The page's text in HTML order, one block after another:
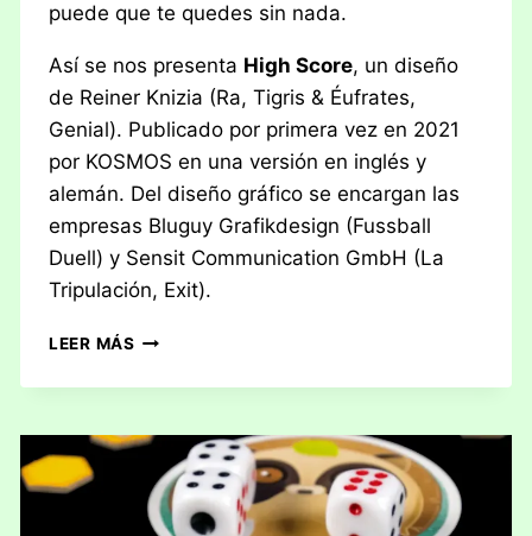
puede que te quedes sin nada.
Así se nos presenta High Score, un diseño
de Reiner Knizia (Ra, Tigris & Éufrates,
Genial). Publicado por primera vez en 2021
por KOSMOS en una versión en inglés y
alemán. Del diseño gráfico se encargan las
empresas Bluguy Grafikdesign (Fussball
Duell) y Sensit Communication GmbH (La
Tripulación, Exit).
LEER MÁS RESEÑA:
SCORE